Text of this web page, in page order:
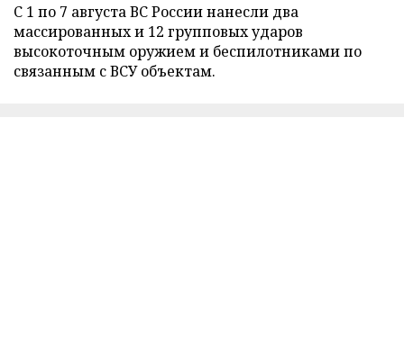
С 1 по 7 августа ВС России нанесли два
массированных и 12 групповых ударов
высокоточным оружием и беспилотниками по
связанным с ВСУ объектам.